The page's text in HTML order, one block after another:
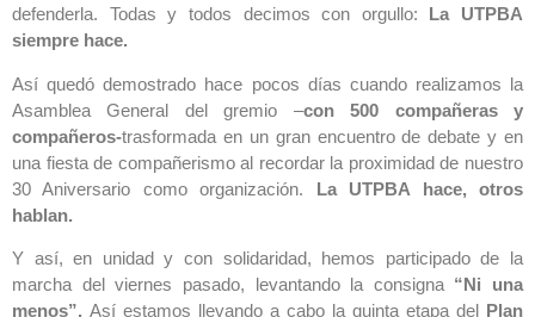
defenderla. Todas y todos decimos con orgullo: La UTPBA
siempre hace.
Así quedó demostrado hace pocos días cuando realizamos la
Asamblea General del gremio –con 500 compañeras y
compañeros-trasformada en un gran encuentro de debate y en
una fiesta de compañerismo al recordar la proximidad de nuestro
30 Aniversario como organización. La UTPBA hace, otros
hablan.
Y así, en unidad y con solidaridad, hemos participado de la
marcha del viernes pasado, levantando la consigna “Ni una
menos”. Así estamos llevando a cabo la quinta etapa del Plan